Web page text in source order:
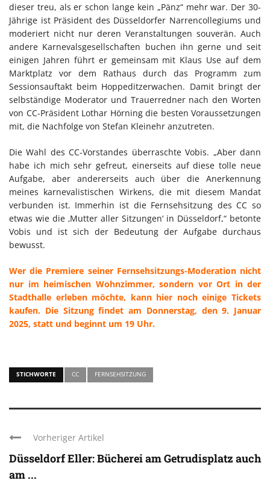
dieser treu, als er schon lange kein „Pänz“ mehr war. Der 30-
Jährige ist Präsident des Düsseldorfer Narrencollegiums und
moderiert nicht nur deren Veranstaltungen souverän. Auch
andere Karnevalsgesellschaften buchen ihn gerne und seit
einigen Jahren führt er gemeinsam mit Klaus Use auf dem
Marktplatz vor dem Rathaus durch das Programm zum
Sessionsauftakt beim Hoppeditzerwachen. Damit bringt der
selbständige Moderator und Trauerredner nach den Worten
von CC-Präsident Lothar Hörning die besten Voraussetzungen
mit, die Nachfolge von Stefan Kleinehr anzutreten.
Die Wahl des CC-Vorstandes überraschte Vobis. „Aber dann
habe ich mich sehr gefreut, einerseits auf diese tolle neue
Aufgabe, aber andererseits auch über die Anerkennung
meines karnevalistischen Wirkens, die mit diesem Mandat
verbunden ist. Immerhin ist die Fernsehsitzung des CC so
etwas wie die ‚Mutter aller Sitzungen‘ in Düsseldorf,“ betonte
Vobis und ist sich der Bedeutung der Aufgabe durchaus
bewusst.
Wer die Premiere seiner Fernsehsitzungs-Moderation nicht
nur im heimischen Wohnzimmer, sondern vor Ort in der
Stadthalle erleben möchte, kann hier noch einige Tickets
kaufen. Die Sitzung findet am Donnerstag, den 9. Januar
2025, statt und beginnt um 19 Uhr.
STICHWORTE CC FERNSEHSITZUNG
Vorheriger Artikel
Düsseldorf Eller: Bücherei am Getrudisplatz auch
am ...